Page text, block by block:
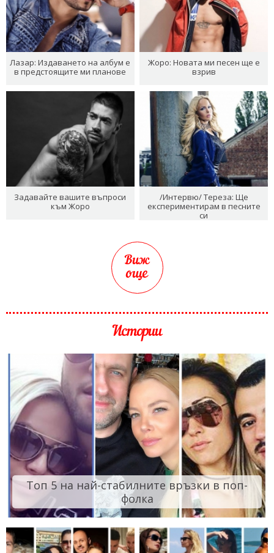
Лазар: Издаването на албум е
в предстоящите ми планове
Жоро: Новата ми песен ще е
взрив
Задавайте вашите въпроси
към Жоро
/Интервю/ Тереза: Ще
експериментирам в песните
си
Виж
още
Истории
Топ 5 на най-стабилните връзки в поп-
фолка